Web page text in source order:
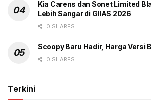
Beragama Kementerian Koordinator
Manusia dan Kebudayaan (PMK)
Tags:
Kia Carens dan Sonet Limited
Lebih Sangar di GIIAS 2026
0 SHARES
Scoopy Baru Hadir, Harga Versi
0 SHARES
Terkini